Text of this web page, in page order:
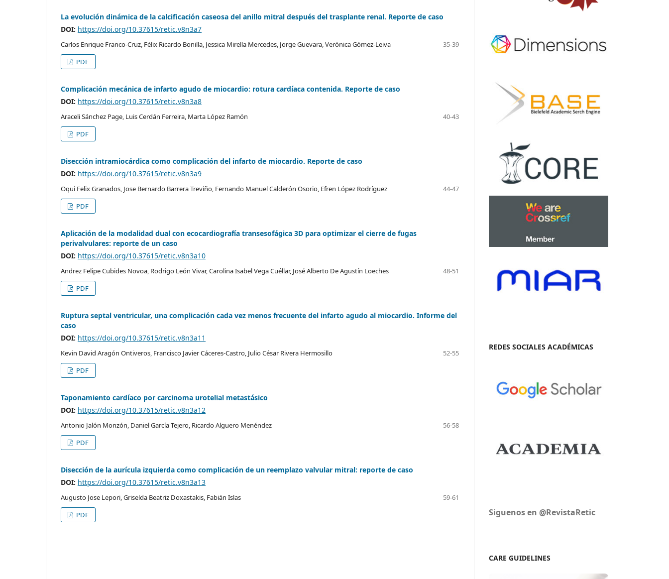
La evolución dinámica de la calcificación caseosa del anillo mitral después del trasplante renal. Reporte de caso
DOI: https://doi.org/10.37615/retic.v8n3a7
Carlos Enrique Franco-Cruz, Félix Ricardo Bonilla, Jessica Mirella Mercedes, Jorge Guevara, Verónica Gómez-Leiva
35-39
PDF
Complicación mecánica de infarto agudo de miocardio: rotura cardíaca contenida. Reporte de caso
DOI: https://doi.org/10.37615/retic.v8n3a8
Araceli Sánchez Page, Luis Cerdán Ferreira, Marta López Ramón
40-43
PDF
Disección intramiocárdica como complicación del infarto de miocardio. Reporte de caso
DOI: https://doi.org/10.37615/retic.v8n3a9
Oqui Felix Granados, Jose Bernardo Barrera Treviño, Fernando Manuel Calderón Osorio, Efren López Rodríguez
44-47
PDF
Aplicación de la modalidad dual con ecocardiografía transesofágica 3D para optimizar el cierre de fugas
perivalvulares: reporte de un caso
DOI: https://doi.org/10.37615/retic.v8n3a10
Andrez Felipe Cubides Novoa, Rodrigo León Vivar, Carolina Isabel Vega Cuéllar, José Alberto De Agustín Loeches
48-51
PDF
Ruptura septal ventricular, una complicación cada vez menos frecuente del infarto agudo al miocardio. Informe del
caso
DOI: https://doi.org/10.37615/retic.v8n3a11
Kevin David Aragón Ontiveros, Francisco Javier Cáceres-Castro, Julio César Rivera Hermosillo
52-55
PDF
Taponamiento cardíaco por carcinoma urotelial metastásico
DOI: https://doi.org/10.37615/retic.v8n3a12
Antonio Jalón Monzón, Daniel García Tejero, Ricardo Alguero Menéndez
56-58
PDF
Disección de la aurícula izquierda como complicación de un reemplazo valvular mitral: reporte de caso
DOI: https://doi.org/10.37615/retic.v8n3a13
Augusto Jose Lepori, Griselda Beatriz Doxastakis, Fabián Islas
59-61
PDF
REDES SOCIALES ACADÉMICAS
Siguenos en @RevistaRetic
CARE GUIDELINES